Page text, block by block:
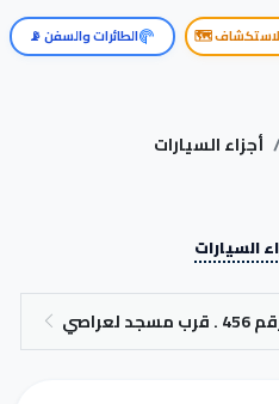
🗺️ الطائرات والسفن 📡
أجزاء السيارات
السيارات